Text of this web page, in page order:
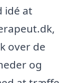
idé at
over de
og